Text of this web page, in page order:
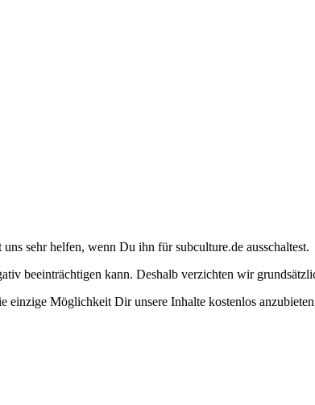
sehr helfen, wenn Du ihn für subculture.de ausschaltest.
beeinträchtigen kann. Deshalb verzichten wir
einzige Möglichkeit Dir unsere Inhalte kostenlos